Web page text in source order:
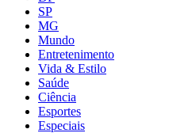
SP
MG
Mundo
Entretenimento
Vida & Estilo
Saúde
Ciência
Esportes
Especiais